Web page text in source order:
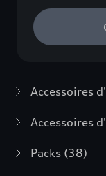
Accessoires
Accessoires
Packs (38)